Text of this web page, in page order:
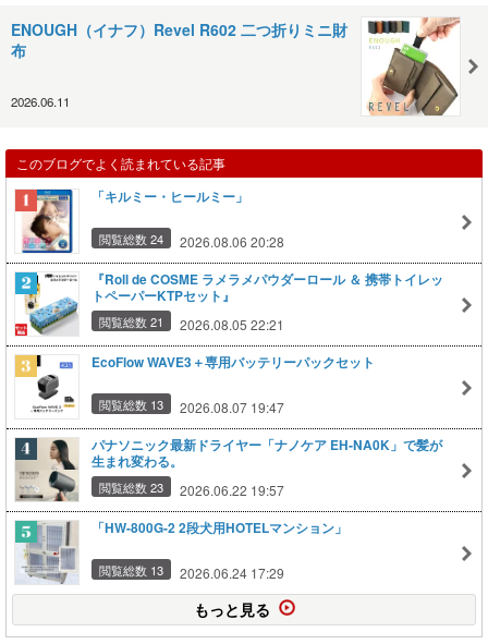
ENOUGH（イナフ）Revel R602 二つ折りミニ財
布
2026.06.11
このブログでよく読まれている記事
「キルミー・ヒールミー」
閲覧総数 24 2026.08.06 20:28
『Roll de COSME ラメラメパウダーロール ＆ 携帯トイレッ
トペーパーKTPセット』
閲覧総数 21 2026.08.05 22:21
EcoFlow WAVE3＋専用バッテリーパックセット
閲覧総数 13 2026.08.07 19:47
パナソニック最新ドライヤー「ナノケア EH‑NA0K」で髪が
生まれ変わる。
閲覧総数 23 2026.06.22 19:57
「HW-800G-2 2段犬用HOTELマンション」
閲覧総数 13 2026.06.24 17:29
もっと見る